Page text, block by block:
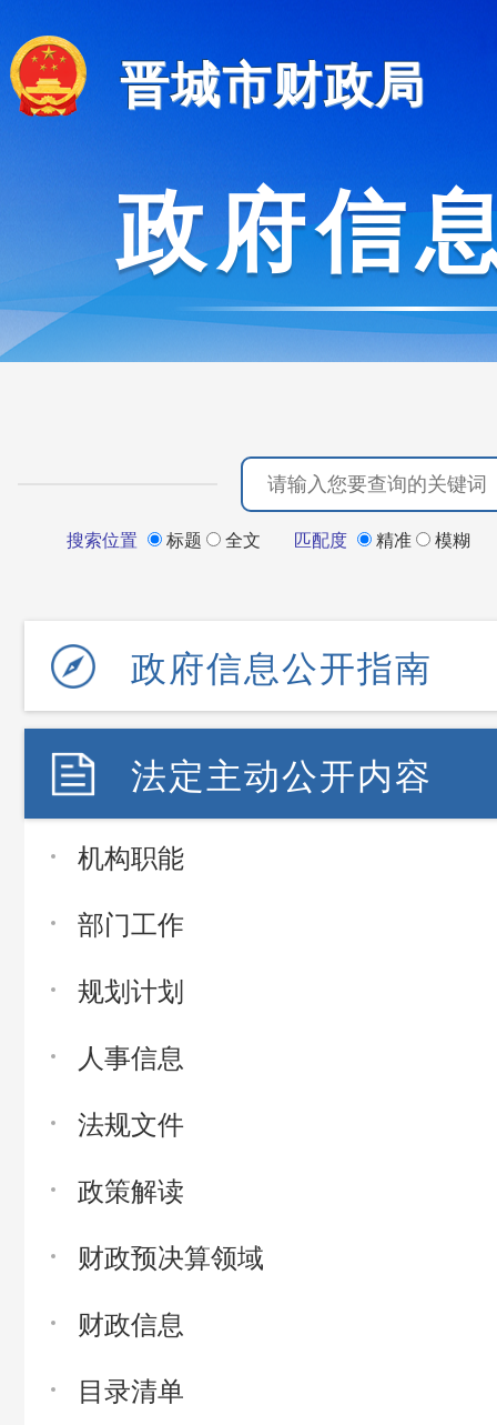
晋城市财政局
政府信
搜索位置 标题 全文 匹配度 精准 模糊
政府信息公开指南
法定主动公开内容
机构职能
部门工作
规划计划
人事信息
法规文件
政策解读
财政预决算领域
财政信息
目录清单